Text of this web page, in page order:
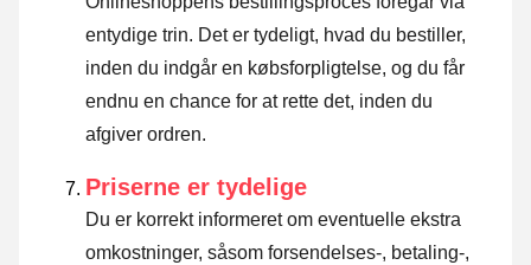
entydige trin. Det er tydeligt, hvad du bestiller,
inden du indgår en købsforpligtelse, og du får
endnu en chance for at rette det, inden du
afgiver ordren.
Priserne er tydelige
Du er korrekt informeret om eventuelle ekstra
omkostninger, såsom forsendelses-, betaling-,